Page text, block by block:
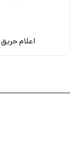
اعلام حریق